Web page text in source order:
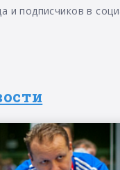
и подписчиков в